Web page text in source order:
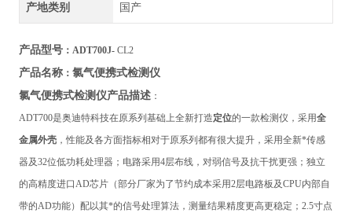
产地类别 国产
产品型号：ADT700J-CL2
产品名称： 氯气便携式检测仪
氯气便携式检测仪产品描述：
ADT700是奥迪特科技在原系列基础上全新打造定位的一款检测仪，采用全
金属外壳，性能及各方面指标相对于原系列都有很大提升，采用全新*传感
器及32位低功耗处理器；电路采用4层布线，对弱信号及抗干扰更强；独立
的高精度进口AD芯片（部分厂家为了节约成本采用2层电路板及CPU内部自
带的AD功能）配以其*的信号处理算法，测量结果精度更高更稳定；2.5寸点